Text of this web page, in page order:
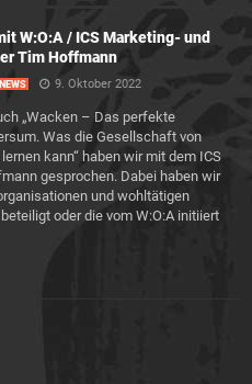
W:O:A / ICS Marketing- und
Tim Hoffmann
NEWS 9. Oktober 2022
„Wacken – Das perfekte
Was die Gesellschaft von
kann“ haben wir mit dem ICS
gesprochen. Dabei haben wir
und wohltätigen
oder die vom W:O:A initiiert